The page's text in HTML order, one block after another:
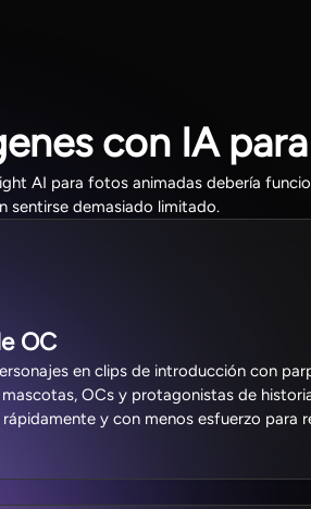
con IA
AI para fotos animadas debería
sentirse demasiado limitado.
OC
en clips de introducción con
OCs y protagonistas de
y con menos esfuerzo para